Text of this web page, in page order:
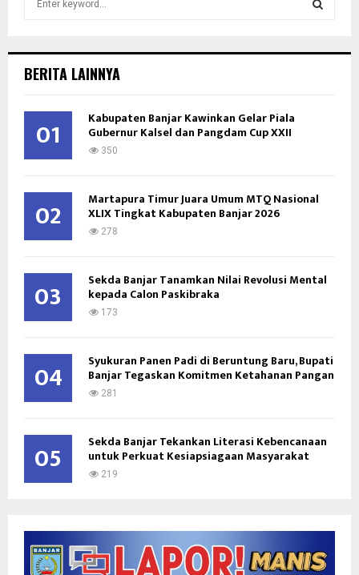
h
o
H
BERITA LAINNYA
01 Kabupaten Banjar Kawinkan Gelar Piala
Gubernur Kalsel dan Pangdam Cup XXII
350
02 Martapura Timur Juara Umum MTQ Nasional
XLIX Tingkat Kabupaten Banjar 2026
278
03 Sekda Banjar Tanamkan Nilai Revolusi Mental
kepada Calon Paskibraka
173
04 Syukuran Panen Padi di Beruntung Baru, Bupati
Banjar Tegaskan Komitmen Ketahanan Pangan
281
05 Sekda Banjar Tekankan Literasi Kebencanaan
untuk Perkuat Kesiapsiagaan Masyarakat
219